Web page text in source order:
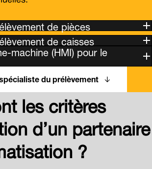
de pièces
de caisses
machine (HMI) pour le
du prélèvement
les critères
d’un partenaire
?